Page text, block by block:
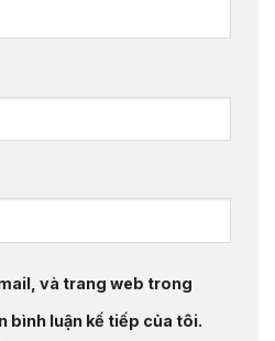
và trang web trong
bình luận kế tiếp của tôi.